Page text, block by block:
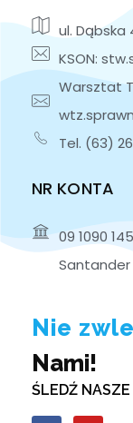
ul. Dąbska
KSON:
Warsztat
Tel. (63)
NR KONTA
09 1090
Santander
Nie
Nami!
ŚLEDŹ